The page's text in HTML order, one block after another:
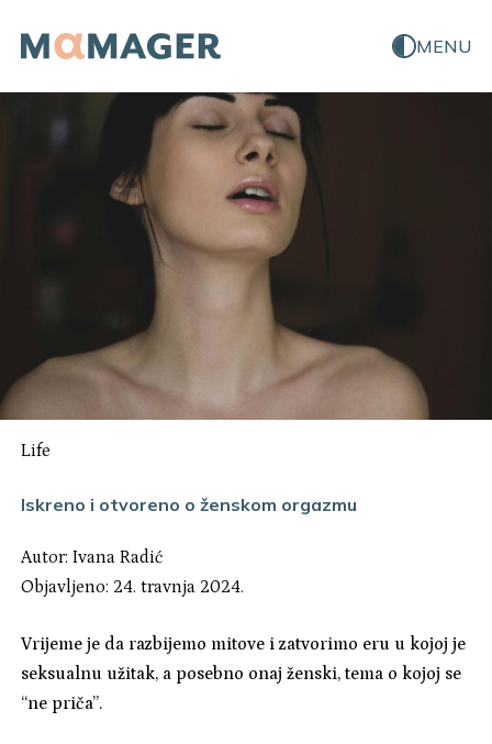
MENU
Life
Iskreno i otvoreno o ženskom orgazmu
Autor:Ivana Radić
Objavljeno: 24. travnja 2024.
Vrijeme je da razbijemo mitove i zatvorimo eru u kojoj je
seksualnu užitak, a posebno onaj ženski, tema o kojoj se
“ne priča”.